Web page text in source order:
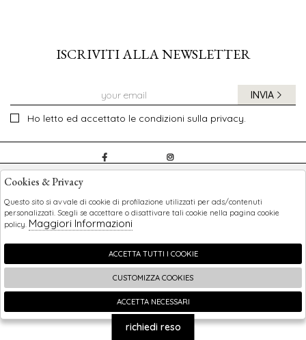
ISCRIVITI ALLA NEWSLETTER
Ho letto ed accettato le condizioni sulla privacy.
INVIA
SHOPPING
EXTRA
🍪
richiedi reso
Cookies & Privacy
Questo sito si avvale di cookie di profilazione utilizzati per ads/contenuti
personalizzati. Scegli se accettare o disattivare tali cookie nella pagina cookie
policy. Maggiori Informazioni
ACCETTA TUTTI I COOKIE
CUSTOMIZZA COOKIES
ACCETTA NECESSARI